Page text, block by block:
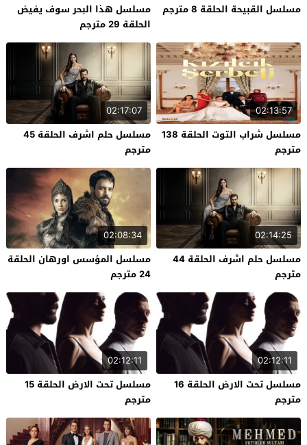
مسلسل القبيحة الحلقة 8 مترجم
مسلسل هذا البحر سوف يفيض
الحلقة 29 مترجم
02:13:57
مسلسل شراب التوت الحلقة 138
مترجم
02:17:07
مسلسل حلم اشرف الحلقة 45
مترجم
02:14:25
مسلسل حلم اشرف الحلقة 44
مترجم
02:08:34
مسلسل المؤسس اورهان الحلقة
24 مترجم
02:12:11
مسلسل تحت الارض الحلقة 16
مترجم
02:12:11
مسلسل تحت الارض الحلقة 15
مترجم